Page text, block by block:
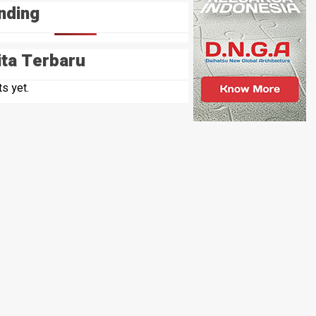
Terbaru
yet.